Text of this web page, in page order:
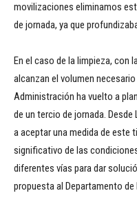
movilizaciones eliminamos
de jornada, ya que
En el caso de la limpieza, con
alcanzan el volumen
Administración ha vuelto a
de un tercio de jornada.
a aceptar una medida de este
significativo de las
diferentes vías para dar
propuesta al Departamento de